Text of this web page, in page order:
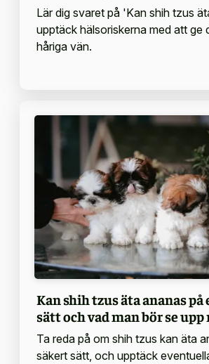
Lär dig svaret på 'Kan shih tzus
upptäck hälsoriskerna med att ge
håriga vän.
Kan shih tzus äta ananas
sätt och vad man bör se upp
Ta reda på om shih tzus kan äta
säkert sätt, och upptäck